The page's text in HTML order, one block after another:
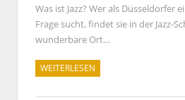
Was ist Jazz? Wer als Düsseldorfer
Frage sucht, findet sie in der Jazz-
wunderbare Ort…
WEITERLESEN